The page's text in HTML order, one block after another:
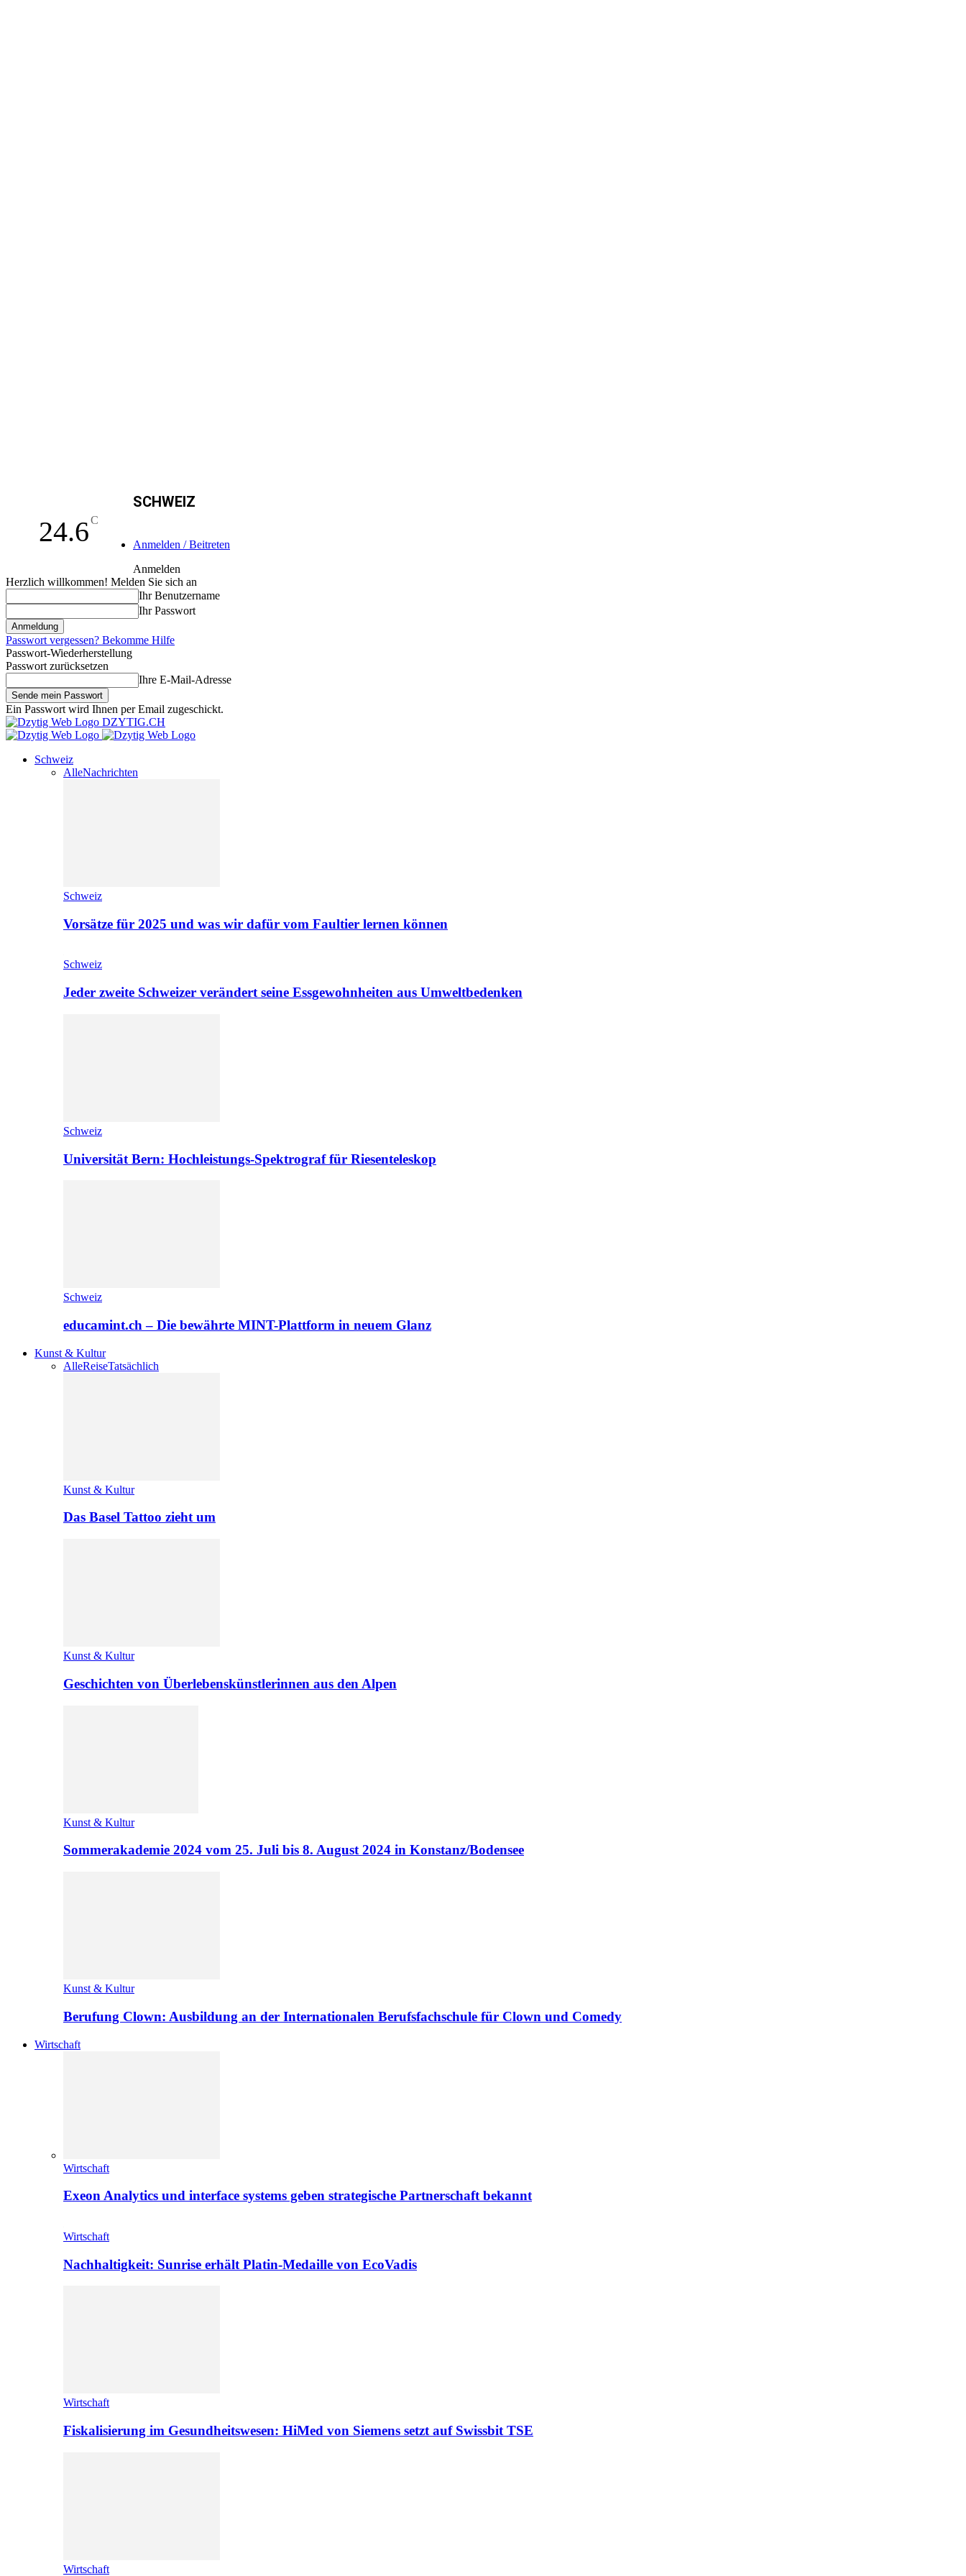
24.6C
SCHWEIZ
Anmelden / Beitreten
Anmelden
Herzlich willkommen! Melden Sie sich an
Ihr Benutzername
Ihr Passwort
Passwort vergessen? Bekomme Hilfe
Passwort-Wiederherstellung
Passwort zurücksetzen
Ihre E-Mail-Adresse
Ein Passwort wird Ihnen per Email zugeschickt.
DZYTIG.CH
Schweiz
AlleNachrichten
Schweiz
Vorsätze für 2025 und was wir dafür vom Faultier lernen können
Schweiz
Jeder zweite Schweizer verändert seine Essgewohnheiten aus Umweltbedenken
Schweiz
Universität Bern: Hochleistungs-Spektrograf für Riesenteleskop
Schweiz
educamint.ch – Die bewährte MINT-Plattform in neuem Glanz
Kunst & Kultur
AlleReiseTatsächlich
Kunst & Kultur
Das Basel Tattoo zieht um
Kunst & Kultur
Geschichten von Überlebenskünstlerinnen aus den Alpen
Kunst & Kultur
Sommerakademie 2024 vom 25. Juli bis 8. August 2024 in Konstanz/Bodensee
Kunst & Kultur
Berufung Clown: Ausbildung an der Internationalen Berufsfachschule für Clown und Comedy
Wirtschaft
Wirtschaft
Exeon Analytics und interface systems geben strategische Partnerschaft bekannt
Wirtschaft
Nachhaltigkeit: Sunrise erhält Platin-Medaille von EcoVadis
Wirtschaft
Fiskalisierung im Gesundheitswesen: HiMed von Siemens setzt auf Swissbit TSE
Wirtschaft